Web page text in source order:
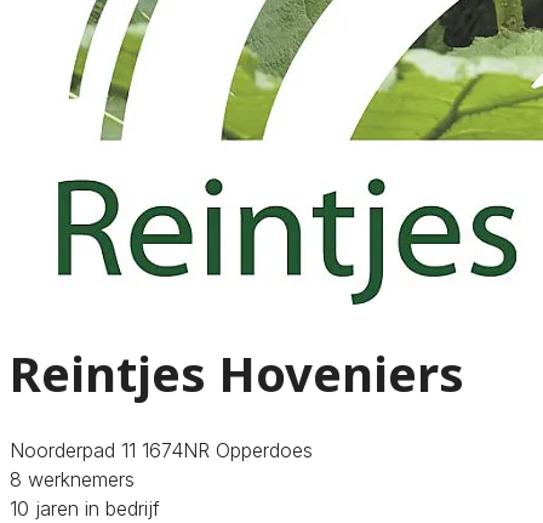
Reintjes Hoveniers
Noorderpad 11 1674NR Opperdoes
8 werknemers
10 jaren in bedrijf